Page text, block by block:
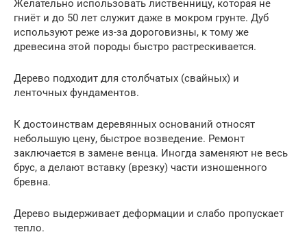
Желательно использовать лиственницу, которая не
гниёт и до 50 лет служит даже в мокром грунте. Дуб
используют реже из-за дороговизны, к тому же
древесина этой породы быстро растрескивается.
Дерево подходит для столбчатых (свайных) и
ленточных фундаментов.
К достоинствам деревянных оснований относят
небольшую цену, быстрое возведение. Ремонт
заключается в замене венца. Иногда заменяют не весь
брус, а делают вставку (врезку) части изношенного
бревна.
Дерево выдерживает деформации и слабо пропускает
тепло.